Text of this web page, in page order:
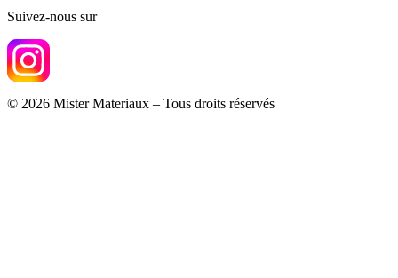
Suivez-nous sur
© 2026 Mister Materiaux – Tous droits réservés